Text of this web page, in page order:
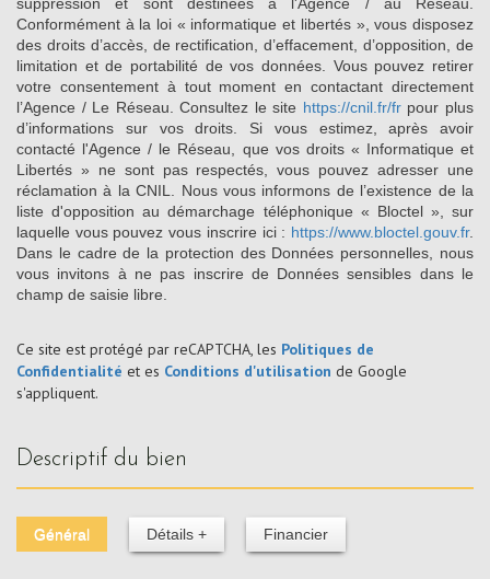
Conformément à la loi « informatique et libertés », vous disposez
des droits d’accès, de rectification, d’effacement, d’opposition, de
limitation et de portabilité de vos données. Vous pouvez retirer
votre consentement à tout moment en contactant directement
l’Agence / Le Réseau. Consultez le site https://cnil.fr/frpour plus
d’informations sur vos droits. Si vous estimez, après avoir
contacté l'Agence / le Réseau, que vos droits « Informatique et
Libertés » ne sont pas respectés, vous pouvez adresser une
réclamation à la CNIL. Nous vous informons de l’existence de la
liste d'opposition au démarchage téléphonique « Bloctel », sur
laquelle vous pouvez vous inscrire ici : https://www.bloctel.gouv.fr.
Dans le cadre de la protection des Données personnelles, nous
vous invitons à ne pas inscrire de Données sensibles dans le
champ de saisie libre.
Ce site est protégé par reCAPTCHA, les Politiques de
Confidentialité et es Conditions d'utilisation de Google
s'appliquent.
descriptif du bien
Général Détails + Financier